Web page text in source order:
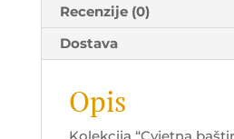
Recenzije (0)
Dostava
Opis